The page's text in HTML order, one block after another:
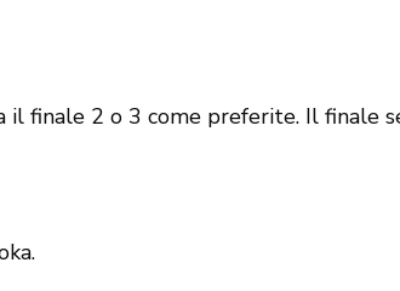
il finale 2 o 3 come preferite. Il finale